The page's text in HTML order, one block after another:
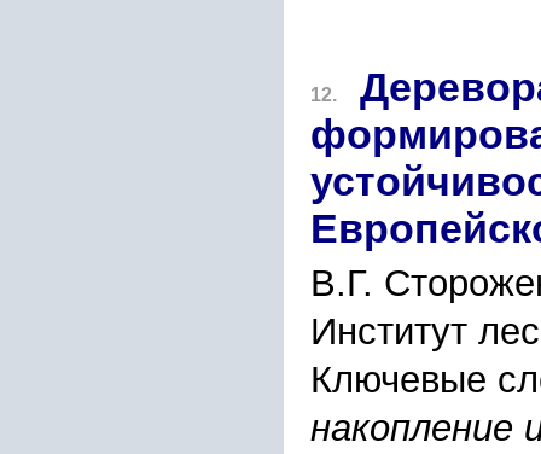
12.
В.Г.
Институт
Ключевые
накопление